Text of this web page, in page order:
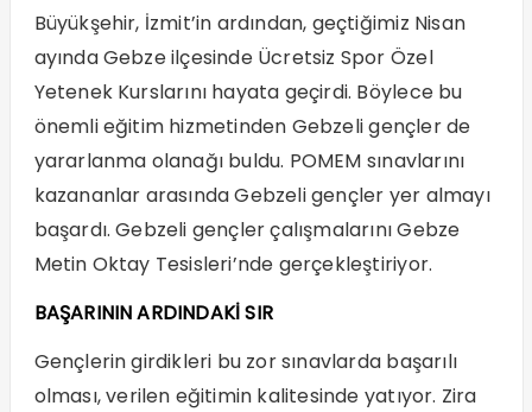
Büyükşehir, İzmit’in ardından, geçtiğimiz Nisan
ayında Gebze ilçesinde Ücretsiz Spor Özel
Yetenek Kurslarını hayata geçirdi. Böylece bu
önemli eğitim hizmetinden Gebzeli gençler de
yararlanma olanağı buldu. POMEM sınavlarını
kazananlar arasında Gebzeli gençler yer almayı
başardı. Gebzeli gençler çalışmalarını Gebze
Metin Oktay Tesisleri’nde gerçekleştiriyor.
BAŞARININ ARDINDAKİ SIR
Gençlerin girdikleri bu zor sınavlarda başarılı
olması, verilen eğitimin kalitesinde yatıyor. Zira